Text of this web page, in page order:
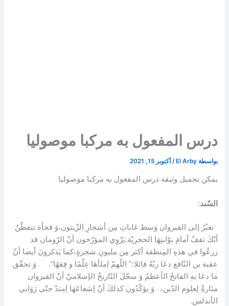
درس المفعول به مركبا موصوليا
بواسطة El Arby
/أكتوبر 15, 2021
يمكن تحميل وثيقة درس المفعول به مركبا موصوليا
السّند:
تعبُرُ إلى القيروان وَسط غاباتِ مِن أشجارِ الزّيتون،وَ فجأة تتفطّنُ
أنّكَ تقفُ أمامَ بوّابتِهَا الحجريّة.يَرْوِي المؤرّخون أنّ الرّومان قد
زرعُوا في هذهِ المِنطقة أكثر مِن مليونِ شجرةٍ،كما يَذكرونَ أيضا أنّ
عقبة بن النّافع دعَا ربّهُ قائلا:” اللّهمّ اِملأهَا عِلْمًا و فِقهًا”. وَ تحقّق
مَا دعَا بهِ الفاتحُ الأعظمُ وَ سجّلَ التّاريخُ الإسلاميّ أنّ القيروان
منَارةٌ لِعلوم الدّين، وَ يؤكّدُون كذلكَ أنّ إشعاعَهَا اِمتدّ حتّى رَوَابي
الأندلس.